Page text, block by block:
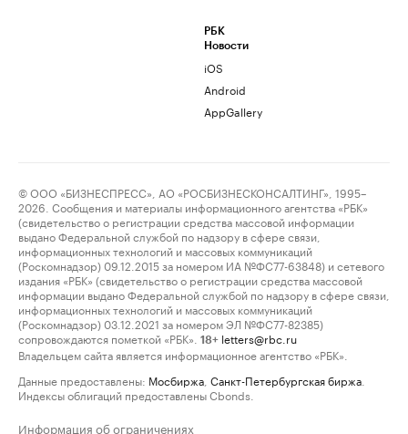
РБК
Новости
iOS
Android
AppGallery
© ООО «БИЗНЕСПРЕСС», АО «РОСБИЗНЕСКОНСАЛТИНГ», 1995–
2026. Сообщения и материалы информационного агентства «РБК»
(свидетельство о регистрации средства массовой информации
выдано Федеральной службой по надзору в сфере связи,
информационных технологий и массовых коммуникаций
(Роскомнадзор) 09.12.2015 за номером ИА №ФС77-63848) и сетевого
издания «РБК» (свидетельство о регистрации средства массовой
информации выдано Федеральной службой по надзору в сфере связи,
информационных технологий и массовых коммуникаций
(Роскомнадзор) 03.12.2021 за номером ЭЛ №ФС77-82385)
сопровождаются пометкой «РБК».
18+ letters@rbc.ru
Владельцем сайта является информационное агентство «РБК».
Данные предоставлены: Мосбиржа Санкт-Петербургская биржа
Индексы облигаций предоставлены Cbonds.
Информация об ограничениях